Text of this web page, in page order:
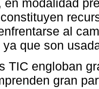
en modalidad
al
que son
TIC engloban
gran